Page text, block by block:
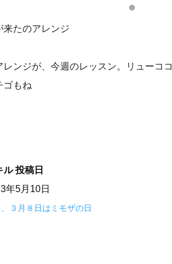
来たのアレンジ
レンジが、今週のレッスン。リューコ
ゴもね
ル 投稿日
年5月10日
３月８日はミモザの日